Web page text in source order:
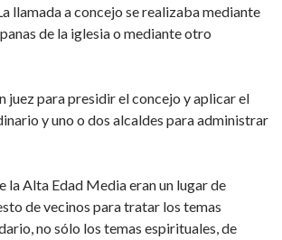
llamada a concejo se realizaba mediante
de la iglesia o mediante otro
juez para presidir el concejo y aplicar el
y uno o dos alcaldes para administrar
la Alta Edad Media eran un lugar de
de vecinos para tratar los temas
no sólo los temas espirituales, de